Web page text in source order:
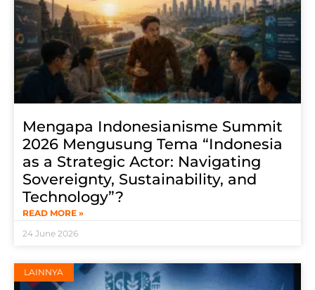
Mengapa Indonesianisme Summit
2026 Mengusung Tema “Indonesia
as a Strategic Actor: Navigating
Sovereignty, Sustainability, and
Technology”?
READ MORE »
24 June 2026
LAINNYA